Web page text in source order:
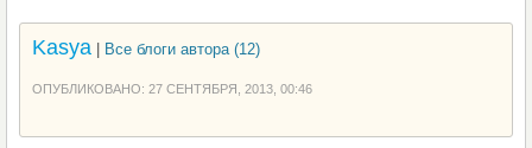
Kasya Все блоги автора (12)
ОПУБЛИКОВАНО: 27 СЕНТЯБРЯ, 2013, 00:46